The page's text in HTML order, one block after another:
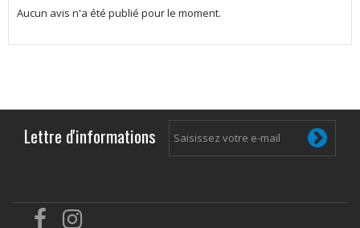
Aucun avis n'a été publié pour le moment.
Lettre d'informations